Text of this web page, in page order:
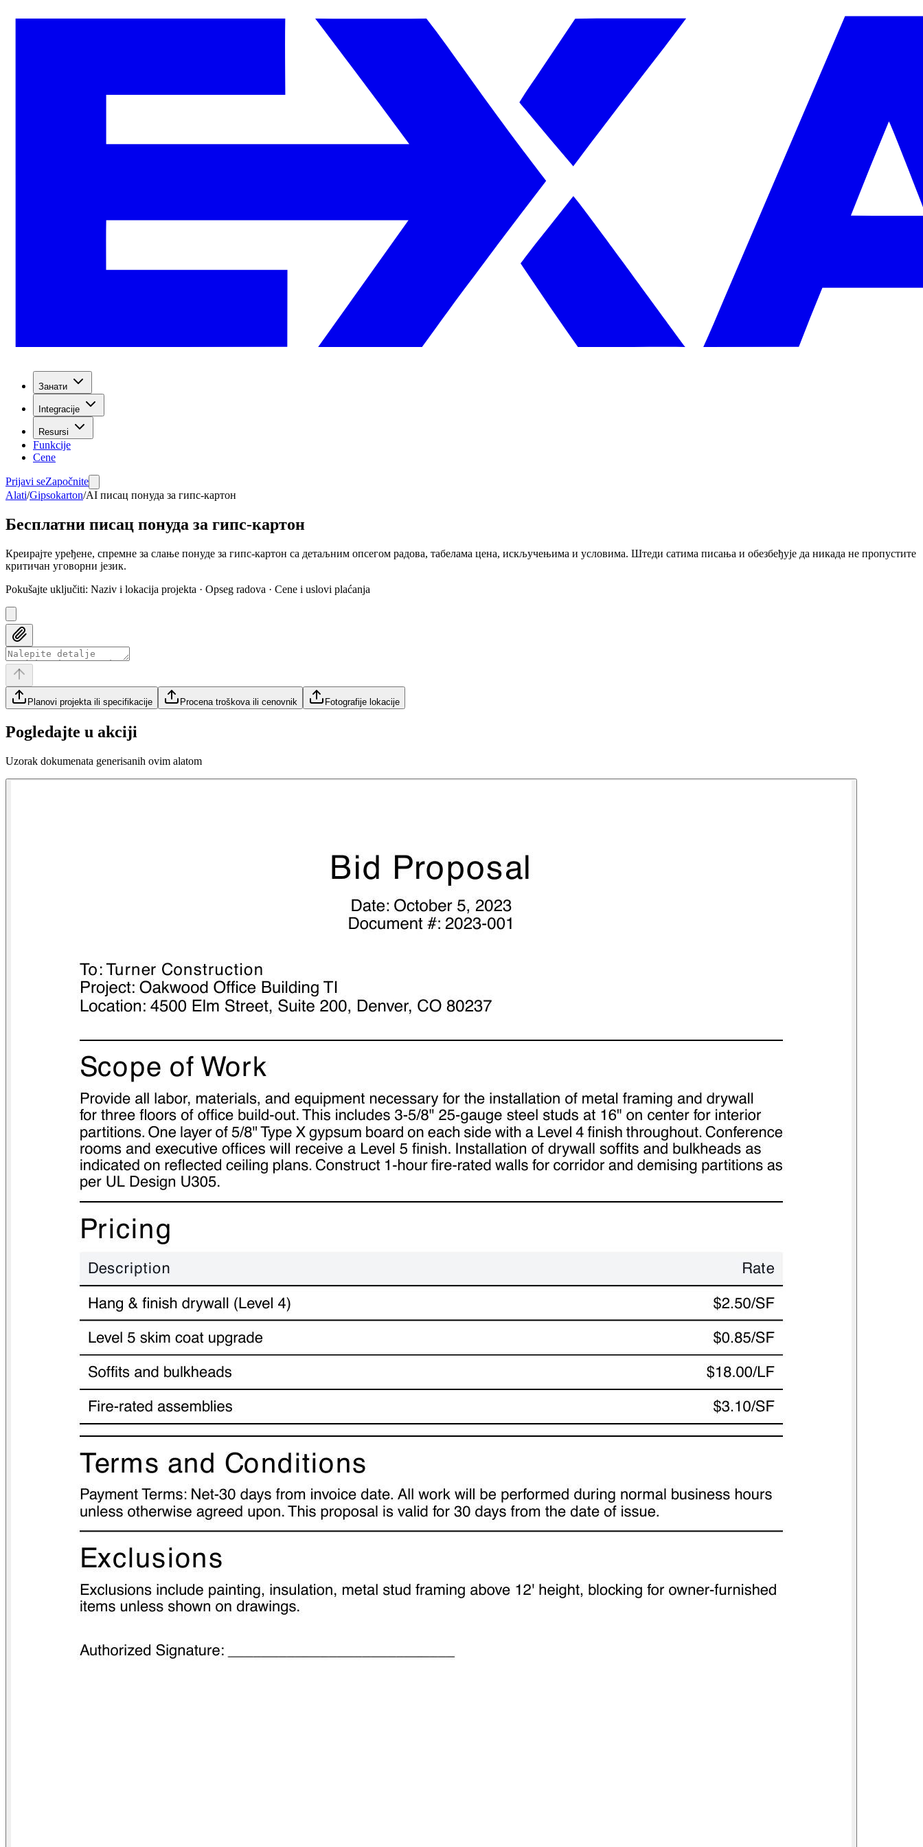
Занати
Integracije
Resursi
Funkcije
Cene
Prijavi seZapočnite
Alati/Gipsokarton/AI писац понуда за гипс-картон
Бесплатни писац понуда за гипс-картон
Креирајте уређене, спремне за слање понуде за гипс-картон са детаљним опсегом радова, табелама цена, искључењима и условима. Штеди сатима писања и обезбеђује да никада не пропустите
критичан уговорни језик.
Pokušajte uključiti: Naziv i lokacija projekta · Opseg radova · Cene i uslovi plaćanja
Planovi projekta ili specifikacije Procena troškova ili cenovnik Fotografije lokacije
Pogledajte u akciji
Uzorak dokumenata generisanih ovim alatom